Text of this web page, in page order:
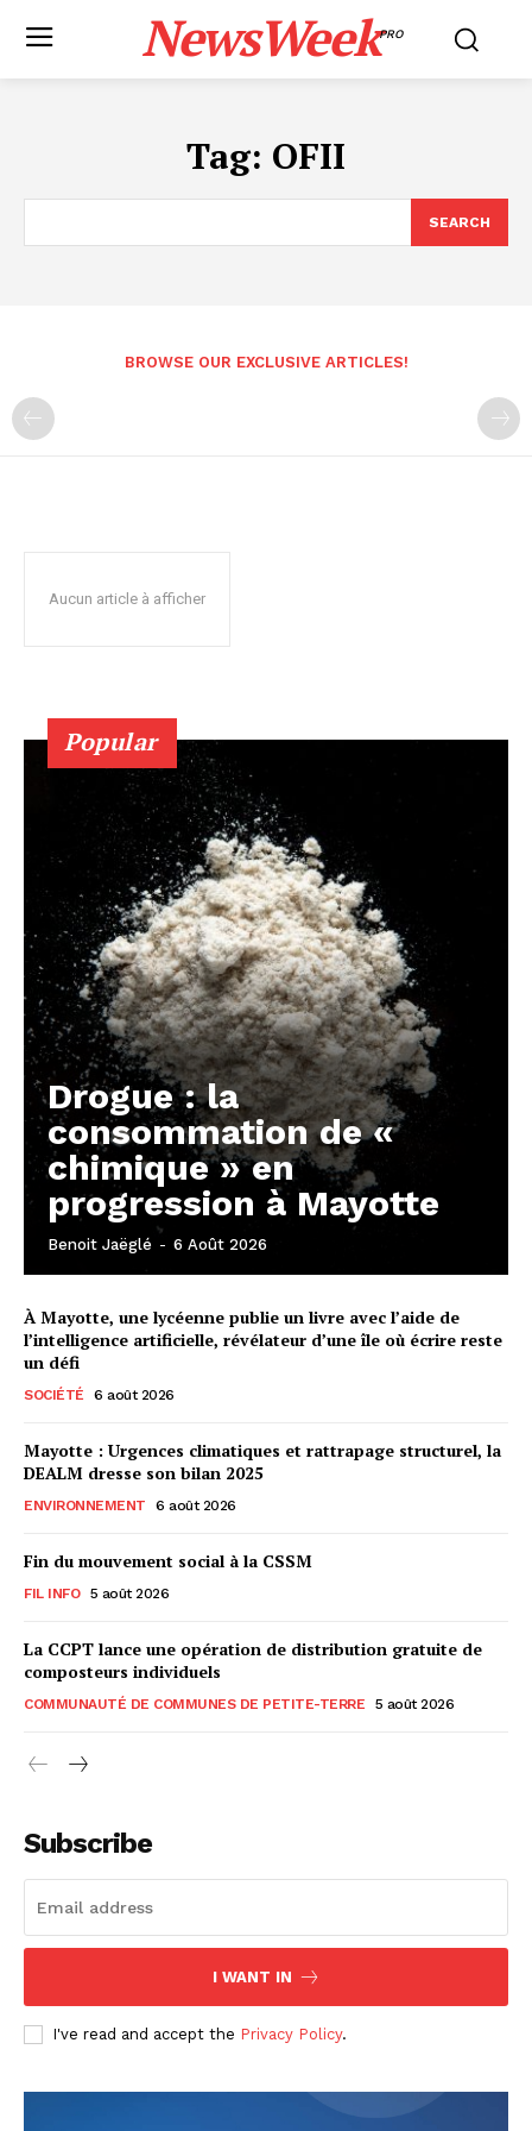
NewsWeekPRO
Tag: OFII
SEARCH
BROWSE OUR EXCLUSIVE ARTICLES!
Aucun article à afficher
Popular
Drogue : la
consommation de «
chimique » en
progression à Mayotte
Benoit Jaëglé - 6 Août 2026
À Mayotte, une lycéenne publie un livre avec l’aide de
l’intelligence artificielle, révélateur d’une île où écrire reste
un défi
SOCIÉTÉ 6 août 2026
Mayotte : Urgences climatiques et rattrapage structurel, la
DEALM dresse son bilan 2025
ENVIRONNEMENT 6 août 2026
Fin du mouvement social à la CSSM
FIL INFO 5 août 2026
La CCPT lance une opération de distribution gratuite de
composteurs individuels
COMMUNAUTÉ DE COMMUNES DE PETITE-TERRE 5 août 2026
Subscribe
I WANT IN
I've read and accept the Privacy Policy.